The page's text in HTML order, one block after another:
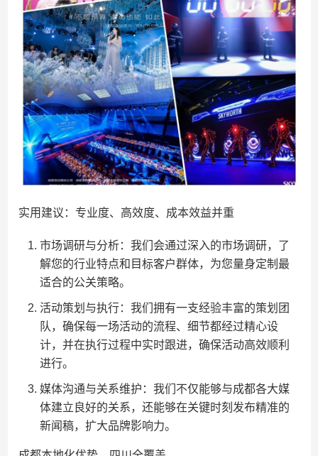
实用建议：专业度、高效度、成本效益并重
市场调研与分析：我们会通过深入的市场调研，了
解您的行业特点和目标客户群体，为您量身定制最
适合的公关策略。
活动策划与执行：我们拥有一支经验丰富的策划团
队，确保每一场活动的流程、细节都经过精心设
计，并在执行过程中实时跟进，确保活动高效顺利
进行。
媒体沟通与关系维护：我们不仅能够与成都各大媒
体建立良好的关系，还能够在关键时刻发布精准的
新闻稿，扩大品牌影响力。